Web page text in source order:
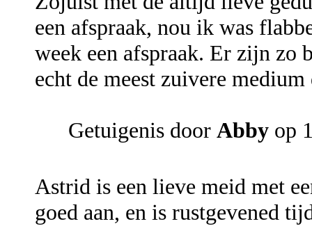
een afspraak, nou ik was
week een afspraak. Er zijn zo
echt de meest zuivere
Getuigenis door Abby op
Astrid is een lieve meid met
goed aan, en is rustgevened